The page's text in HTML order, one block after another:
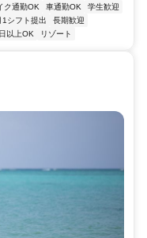
ク通勤OK 車通勤OK
学生歓迎
1シフト提出
長期歓迎
以上OK リゾート